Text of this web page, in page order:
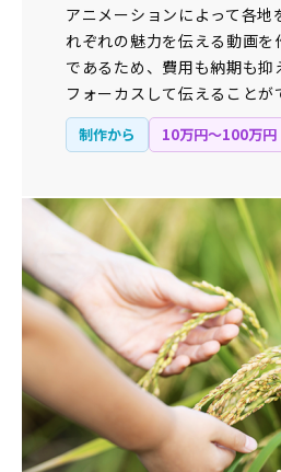
アニメーションによって各地
れぞれの魅力を伝える動画
であるため、費用も納期も抑
フォーカスして伝えることが
制作から 10万円〜100万円